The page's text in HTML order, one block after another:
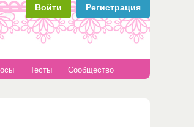
Войти Регистрация
Тесты Сообщество